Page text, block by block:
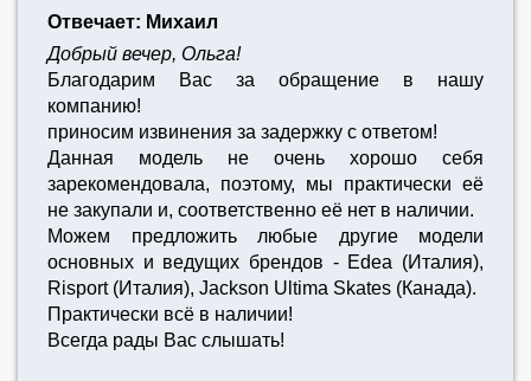
Отвечает: Михаил
Добрый вечер, Ольга!
Благодарим Вас за обращение в нашу
компанию!
приносим извинения за задержку с ответом!
Данная модель не очень хорошо себя
зарекомендовала, поэтому, мы практически её
не закупали и, соответственно её нет в наличии.
Можем предложить любые другие модели
основных и ведущих брендов - Edea (Италия),
Risport (Италия), Jackson Ultima Skates (Канада).
Практически всё в наличии!
Всегда рады Вас слышать!